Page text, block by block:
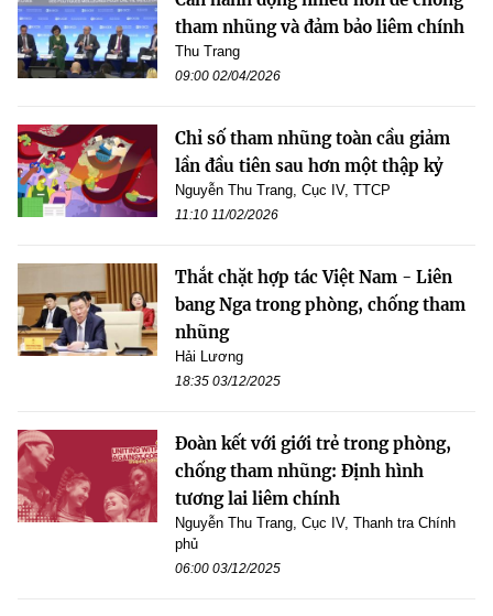
tham nhũng và đảm bảo liêm chính
Thu Trang
09:00 02/04/2026
Chỉ số tham nhũng toàn cầu giảm
lần đầu tiên sau hơn một thập kỷ
Nguyễn Thu Trang, Cục IV, TTCP
11:10 11/02/2026
Thắt chặt hợp tác Việt Nam - Liên
bang Nga trong phòng, chống tham
nhũng
Hải Lương
18:35 03/12/2025
Đoàn kết với giới trẻ trong phòng,
chống tham nhũng: Định hình
tương lai liêm chính
Nguyễn Thu Trang, Cục IV, Thanh tra Chính
phủ
06:00 03/12/2025